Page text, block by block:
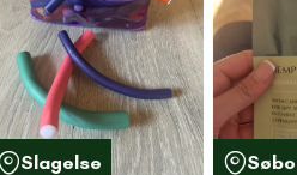
Slagelse